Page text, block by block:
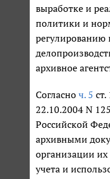
выработке и
политики и
регулированию
архивное
Согласно ч. 5
22.10.2004 N
Российской
архивными
организации
учета и